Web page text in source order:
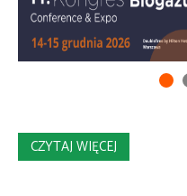
CZYTAJ WIĘCEJ